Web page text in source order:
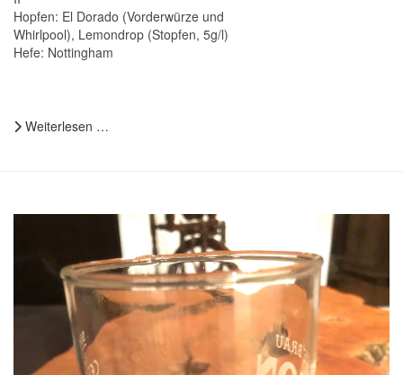
Hopfen: El Dorado (Vorderwürze und
Whirlpool), Lemondrop (Stopfen, 5g/l)
Hefe: Nottingham
Weiterlesen …